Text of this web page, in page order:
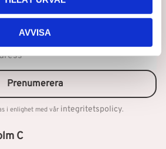
AVVISA
C
Prenumerera
i enlighet med vår integritetspolicy.